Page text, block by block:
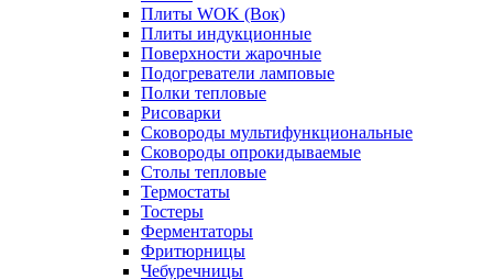
Плиты WOK (Вок)
Плиты индукционные
Поверхности жарочные
Подогреватели ламповые
Полки тепловые
Рисоварки
Сковороды мультифункциональные
Сковороды опрокидываемые
Столы тепловые
Термостаты
Тостеры
Ферментаторы
Фритюрницы
Чебуречницы